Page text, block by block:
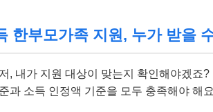
한부모가족 지원, 누가 받을
, 내가 지원 대상이 맞는지 확인해야겠죠
과 소득 인정액 기준을 모두 충족해야 해